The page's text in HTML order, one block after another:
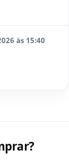
às 15:40